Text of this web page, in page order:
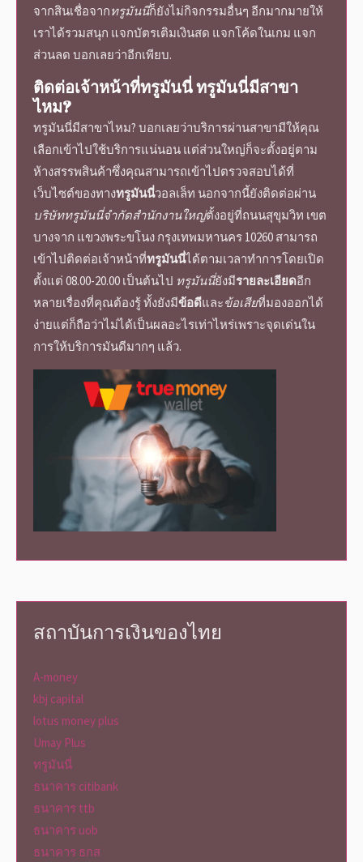
จากสินเชื่อจากทรูมันนี่ก็ยังไม่กิจกรรมอื่นๆ อีกมากมายให้
เราได้รวมสนุก แจกบัตรเติมเงินสด แจกโค้ดในเกม แจก
ส่วนลด บอกเลยว่าอีกเพียบ.
ติดต่อเจ้าหน้าที่ทรูมันนี่ทรูมันนี่มีสาขา
ไหม?
ทรูมันนี่มีสาขาไหม? บอกเลยว่าบริการผ่านสาขามีให้คุณ
เลือกเข้าไปใช้บริการแน่นอน แต่ส่วนใหญ่ก็จะตั้งอยู่ตาม
ห้างสรรพสินค้าซึ่งคุณสามารถเข้าไปตรวจสอบได้ที่
เว็บไซต์ของทางทรูมันนี่วอลเล็ท นอกจากนี้ยังติดต่อผ่าน
บริษัททรูมันนี่จํากัดสํานักงานใหญ่ตั้งอยู่ที่ถนนสุขุมวิท เขต
บางจาก แขวงพระขโนง กรุงเทพมหานคร 10260 สามารถ
เข้าไปติดต่อเจ้าหน้าที่ทรูมันนี่ได้ตามเวลาทำการโดยเปิด
ตั้งแต่ 08.00-20.00 เป็นต้นไป ทรูมันนี่ยังมีรายละเอียดอีก
หลายเรื่องที่คุณต้องรู้ ทั้งยังมีข้อดีและข้อเสียที่มองออกได้
ง่ายแต่ก็ถือว่าไม่ได้เป็นผลอะไรเท่าไหร่เพราะจุดเด่นใน
การให้บริการมันดีมากๆ แล้ว.
สถาบันการเงินของไทย
A-money
kbj capital
lotus money plus
Umay Plus
ทรูมันนี่
ธนาคาร citibank
ธนาคาร ttb
ธนาคาร uob
ธนาคาร ธกส